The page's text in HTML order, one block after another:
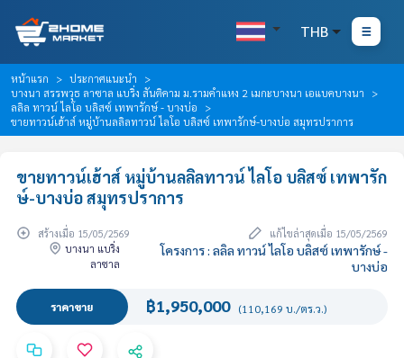
THB
หน้าแรก
ประกาศแนะนำ
บางนา สรรพวุธ ลาซาล แบริ่ง สันติคาม ม.รามคำแหง 2 เมกะบางนา เอแบคบางนา
ลลิล ทาวน์ ไลโอ บลิสซ์ เทพารักษ์ - บางบ่อ
ขายทาวน์เฮ้าส์ หมู่บ้านลลิลทาวน์ ไลโอ บลิสซ์ เทพารักษ์-บางบ่อ สมุทรปราการ
ขายทาวน์เฮ้าส์ หมู่บ้านลลิลทาวน์ ไลโอ บลิสซ์ เทพารัก
ษ์-บางบ่อ สมุทรปราการ
สร้างเมื่อ 15/05/2569
แก้ไขล่าสุดเมื่อ 15/05/2569
บางนา แบริ่ง
ลาซาล
โครงการ : ลลิล ทาวน์ ไลโอ บลิสซ์ เทพารักษ์ -
บางบ่อ
ราคาขาย ฿1,950,000 (110,169 บ./ตร.ว.)